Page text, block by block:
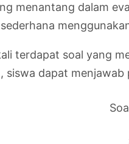
menantang dalam
terdapat soal yang
siswa dapat